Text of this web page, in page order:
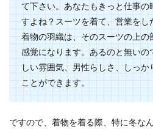
いい加減な髭の
とは程遠いただ
だけ。髭...
髭を伸ばし
おしゃれに見え
て下さい。あなたもきっと仕事
すよね？スーツを着て、営業を
着物の羽織は、そのスーツの上
感覚になります。あるのと無い
しい雰囲気、男性らしさ、しっ
ことができます。
ですので、着物を着る際、特に冬な